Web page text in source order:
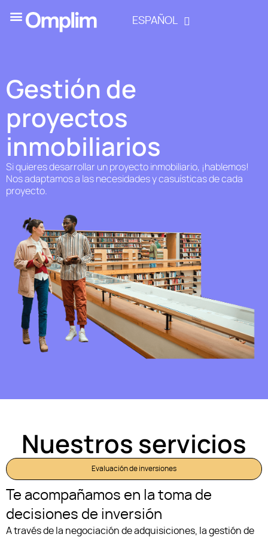
ESPAÑOL
Gestión de
proyectos
inmobiliarios
Si quieres desarrollar un proyecto inmobiliario, ¡hablemos!
Nos adaptamos a las necesidades y casuísticas de cada
proyecto.
Nuestros servicios
Evaluación de inversiones
Te acompañamos en la toma de
decisiones de inversión
A través de la negociación de adquisiciones, la gestión de